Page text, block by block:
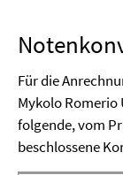
Für die
Mykolo
folgende, vom
beschlossene